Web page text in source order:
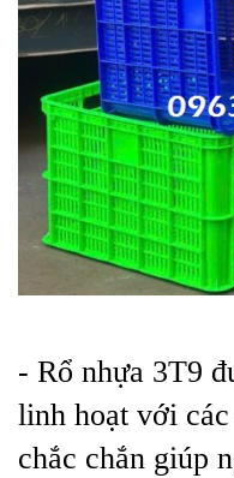
- Rổ nhựa 3T9
linh hoạt với
chắc chắn giúp